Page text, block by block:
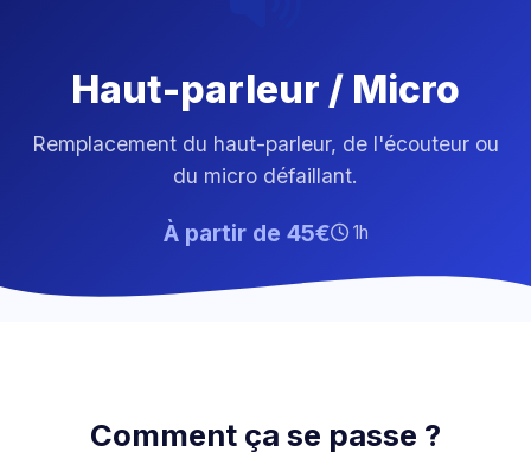
Haut-parleur / Micro
Remplacement du haut-parleur, de l'écouteur ou
du micro défaillant.
À partir de 45€ 1h
Comment ça se passe ?